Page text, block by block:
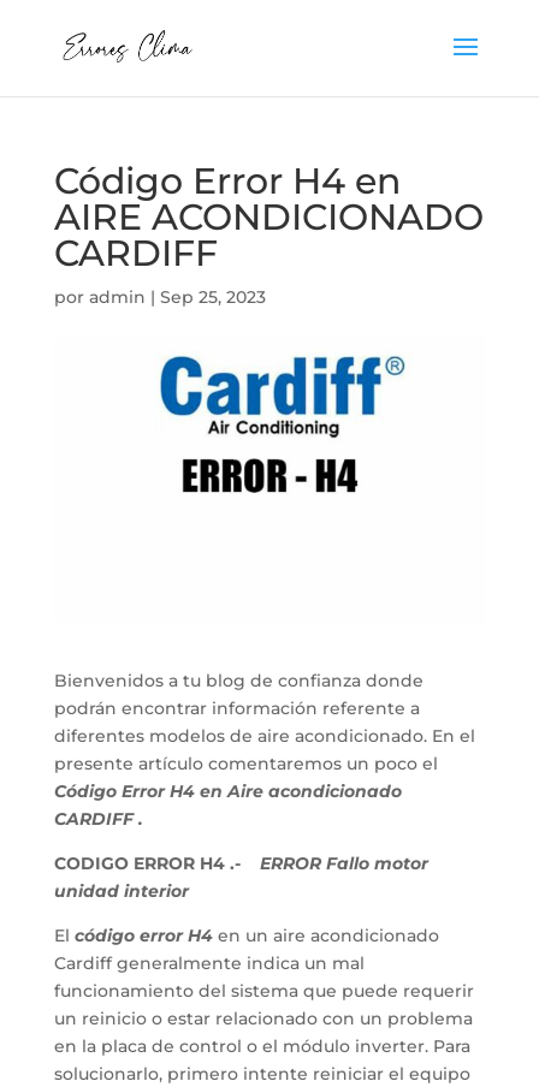
Código Error H4 en
AIRE ACONDICIONADO
CARDIFF
por admin | Sep 25, 2023
Bienvenidos a tu blog de confianza donde
podrán encontrar información referente a
diferentes modelos de aire acondicionado. En el
presente artículo comentaremos un poco el
Código Error H4 en Aire acondicionado
CARDIFF .
CODIGO ERROR H4 .-
ERROR Fallo motor
unidad interior
El código error H4en un aire acondicionado
Cardiff generalmente indica un mal
funcionamiento del sistema que puede requerir
un reinicio o estar relacionado con un problema
en la placa de control o el módulo inverter. Para
solucionarlo, primero intente reiniciar el equipo